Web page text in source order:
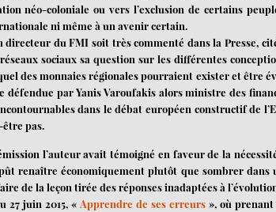
néo-coloniale ou vers l’exclusion de certains
ni même à un avenir certain.
directeur du FMI soit très commenté dans la Presse,
sociaux sa question sur les différentes
des monnaies régionales pourraient exister et être
par Yanis Varoufakis alors ministre des
dans le débat européen constructif de
pas.
l’auteur avait témoigné en faveur de la
renaître économiquement plutôt que sombrer dans
de la leçon tirée des réponses inadaptées à
27 juin 2015, «Apprendre de ses erreurs», où prenant